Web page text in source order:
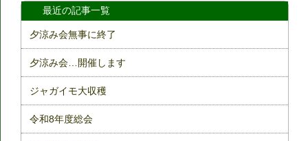
最近の記事一覧
夕涼み会無事に終了
夕涼み会…開催します
ジャガイモ大収穫
令和8年度総会